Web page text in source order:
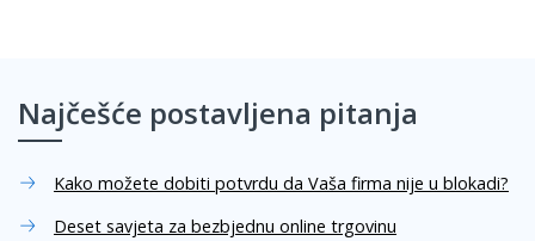
Najčešće postavljena pitanja
Kako možete dobiti potvrdu da Vaša firma nije u blokadi?
Deset savjeta za bezbjednu online trgovinu